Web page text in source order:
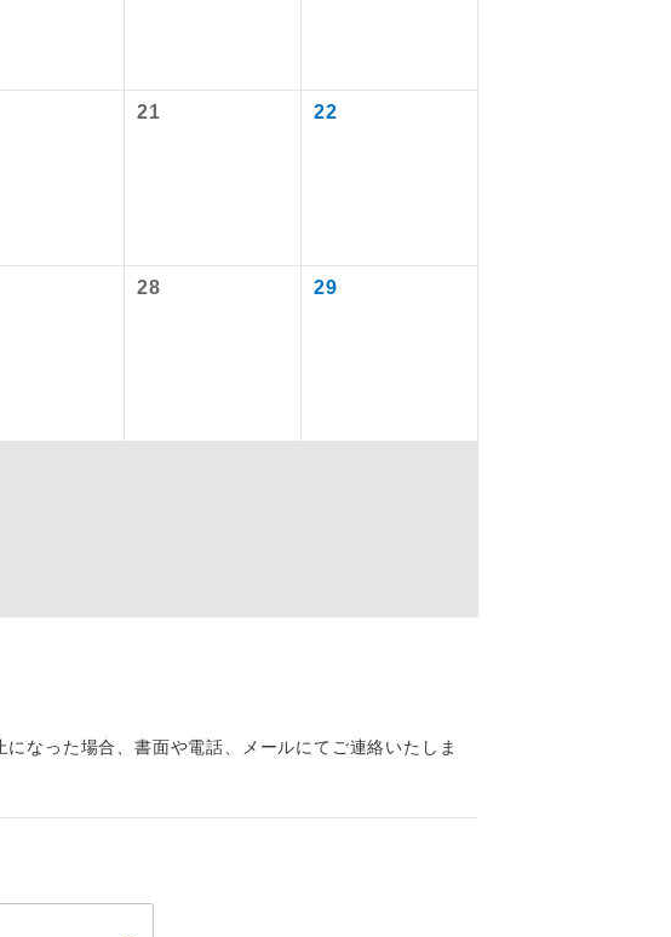
21 22
28 29
なった場合、書面や電話、メールにてご連絡いたしま
案内があります。
。
説明をじっくり聞くこと
です。